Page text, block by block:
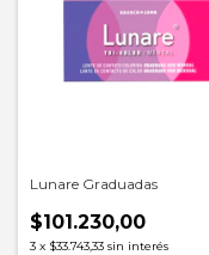
Lunare Graduadas
$101.230,00
3 x $33.743,33 sin interés